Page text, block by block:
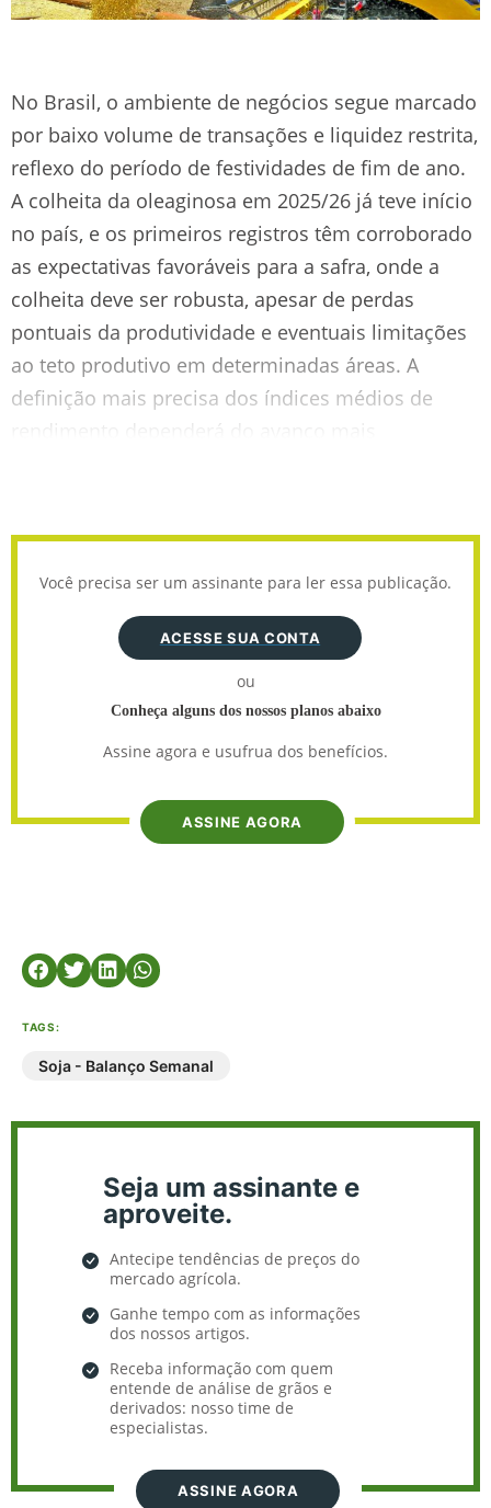
No Brasil, o ambiente de negócios segue marcado
por baixo volume de transações e liquidez restrita,
reflexo do período de festividades de fim de ano.
A colheita da oleaginosa em 2025/26 já teve início
no país, e os primeiros registros têm corroborado
as expectativas favoráveis para a safra, onde a
colheita deve ser robusta, apesar de perdas
pontuais da produtividade e eventuais limitações
ao teto produtivo em determinadas áreas. A
definição mais precisa dos índices médios de
Você precisa ser um assinante para ler essa publicação.
ACESSE SUA CONTA
ou
Conheça alguns dos nossos planos abaixo
Assine agora e usufrua dos benefícios.
ASSINE AGORA
TAGS:
Soja - Balanço Semanal
Seja um assinante e
aproveite.
Antecipe tendências de preços do
mercado agrícola.
Ganhe tempo com as informações
dos nossos artigos.
Receba informação com quem
entende de análise de grãos e
derivados: nosso time de
especialistas.
ASSINE AGORA